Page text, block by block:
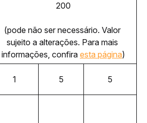
200
(pode não ser necessário. Valor
sujeito a alterações. Para mais
informações, confira esta página)
1 5 5